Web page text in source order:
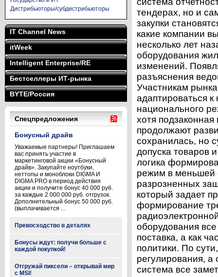
Дистрибьюторы/субдистрибьюторы
IT Channel News
itWeek
Intelligent Enterprise/RE
Бестселлеры ИТ-рынка
BYTE/Россия
Спецпредложения
Бонусный драйв
Уважаемые партнеры! Приглашаем
вас принять участие в
маркетинговой акции «Бонусный
драйв». Закупайте ноутбуки,
неттопы и моноблоки DIGMA И
DIGMA PRO в период действия
акции и получите бонус 40 000 руб.
за каждые 2 000 000 руб. отгрузок.
Дополнительный бонус 50 000 руб.
(выплачивается ...
Превосходство в деталях
Бонусы ждут: получи больше с
каждой покупкой!
Отгружай пиксели – открывай мир
с MSI!
тендерах, но и
закупки
какие компании
несколько лет
оборудования
изменений.
разъяснения
Участникам
адаптироваться
национального
хотя
продолжают
сохранилась, но
допуска товаров
логика
режим в меньшей
разрозненных
который задает
формирование
оборудования
поставка, а как
политики. По
регулирования, а
система все